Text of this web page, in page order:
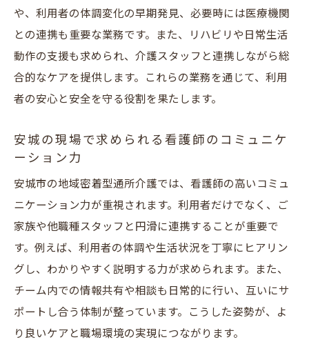
や、利用者の体調変化の早期発見、必要時には医療機関
との連携も重要な業務です。また、リハビリや日常生活
動作の支援も求められ、介護スタッフと連携しながら総
合的なケアを提供します。これらの業務を通じて、利用
者の安心と安全を守る役割を果たします。
安城の現場で求められる看護師のコミュニケ
ーション力
安城市の地域密着型通所介護では、看護師の高いコミュ
ニケーション力が重視されます。利用者だけでなく、ご
家族や他職種スタッフと円滑に連携することが重要で
す。例えば、利用者の体調や生活状況を丁寧にヒアリン
グし、わかりやすく説明する力が求められます。また、
チーム内での情報共有や相談も日常的に行い、互いにサ
ポートし合う体制が整っています。こうした姿勢が、よ
り良いケアと職場環境の実現につながります。